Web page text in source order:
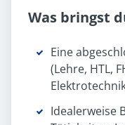
Was bringst
Eine
(Lehre, HTL,
Idealerweise